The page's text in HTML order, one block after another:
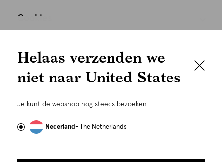
graag persoonlijk
gebruiken wij cookies en daarmee vergelijkbare
om advertenties te personaliseren...
Cookies
Helaas verzenden we
niet naar United States
Je kunt de webshop nog steeds bezoeken
Nederland- The Netherlands